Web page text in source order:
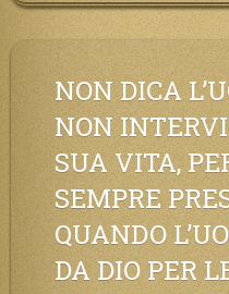
NON DICA
NON
SUA VITA,
SEMPRE
QUANDO
DA DIO PER